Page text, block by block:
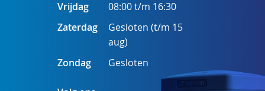
Vrijdag
08:00 t/m 16:30
Zaterdag
Gesloten (t/m 15
aug)
Zondag
Gesloten